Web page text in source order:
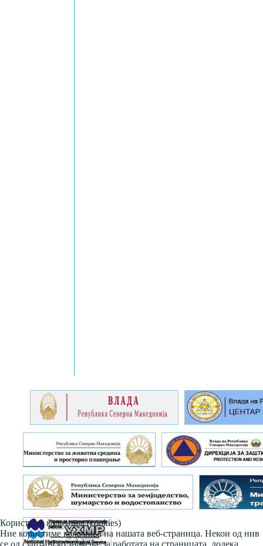
Користиме колачиња (cookies)
Ние користиме колачиња на нашата веб-страница. Некои од нив
се од суштинско значење за работата на страницата, додека